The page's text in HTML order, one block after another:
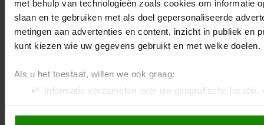
met behulp van technologieën zoals cookies om informatie
slaan en te gebruiken met als doel gepersonaliseerde
metingen aan advertenties en content, inzicht in publiek en
kunt kiezen wie uw gegevens gebruikt en met welke doelen.
Als u het toestaat, willen we ook graag:
Informatie verzamelen over uw geografische locatie,
Uw apparaat identificeren door het actief te scannen